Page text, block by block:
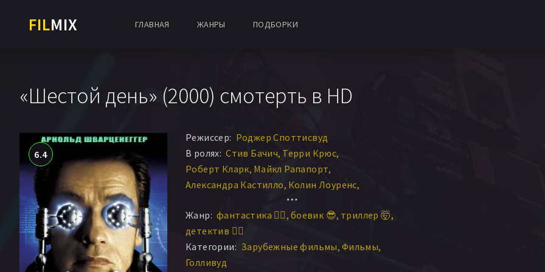
FILMIX ГЛАВНАЯ ЖАНРЫ ПОДБОРКИ
«Шестой день» (2000) смотерть в HD
6.4
Режиссер: Роджер Споттисвуд
В ролях: Стив Бачич Терри Крюс
Роберт Кларк Майкл Рапапорт
Александра Кастилло Колин Лоуренс
Джиллиан Барбер
Арнольд Шварценеггер Колин Каннингэм
Тони Голдуин
Майкл Рукер Беннита Ха Джерард Планкет
Дон С. Дэвис
Жанр: фантастика 🧙‍♀️ боевик 😎 триллер 🤯
детектив 🕵️‍♂️
Категории: Зарубежные фильмы Фильмы
Голливуд